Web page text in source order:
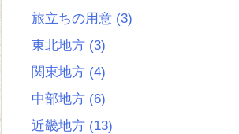
旅立ちの用意 (3)
東北地方 (3)
関東地方 (4)
中部地方 (6)
近畿地方 (13)